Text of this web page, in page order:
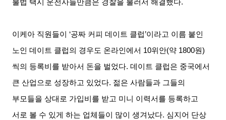
불법 택시 운전사들만큼은 경찰을 불러서 해결했다.
이케아 직원들이 ‘공짜 커피 데이트 클럽’이라고 이름 붙인
노인 데이트 클럽의 경우도 온라인에서 10위안(약 1800원)
씩의 등록비를 받아서 돈을 벌었다.데이트 클럽은 중국에서
큰 산업으로 성장하고 있었다. 젊은 사람들과 그들의
부모들을 상대로 가입비를 받고 미니 이력서를 등록하고
서로 볼 수 있게 하는 업체들이 많이 생겨났다. 심지어 단상